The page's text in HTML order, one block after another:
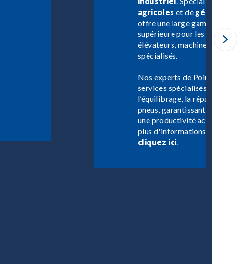
agricoles et de génie civil
offre une large gamme de
supérieure pour les engins de
élévateurs, machines
spécialisés.
Nos experts de Point S
services spécialisés comme le
l’équilibrage, la réparation et
pneus, garantissant des
une productivité accrue pour
plus d'informations,
cliquez ici.